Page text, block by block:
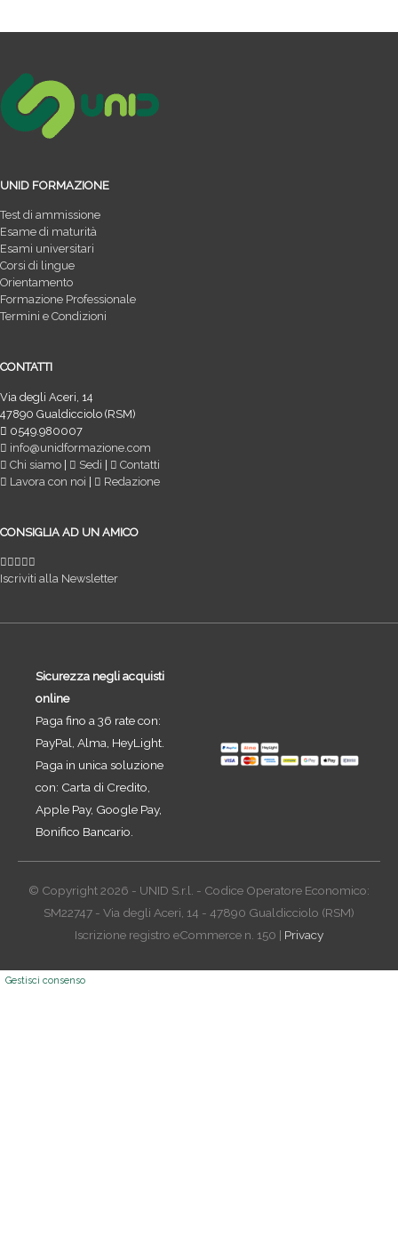
UNID FORMAZIONE
Test di ammissione
Esame di maturità
Esami universitari
Corsi di lingue
Orientamento
Formazione Professionale
Termini e Condizioni
CONTATTI
Via degli Aceri, 14
47890 Gualdicciolo (RSM)
0549.980007
info@unidformazione.com
Chi siamo
Sedi
Contatti
Lavora con noi
Redazione
CONSIGLIA AD UN AMICO
Iscriviti alla Newsletter
Sicurezza negli acquisti
online
Paga fino a 36 rate con:
PayPal, Alma, HeyLight.
Paga in unica soluzione
con: Carta di Credito,
Apple Pay, Google Pay,
Bonifico Bancario.
© Copyright 2026 - UNID S.r.l. - Codice Operatore Economico:
SM22747 - Via degli Aceri, 14 - 47890 Gualdicciolo (RSM)
Iscrizione registro eCommerce n. 150 | Privacy
Gestisci consenso